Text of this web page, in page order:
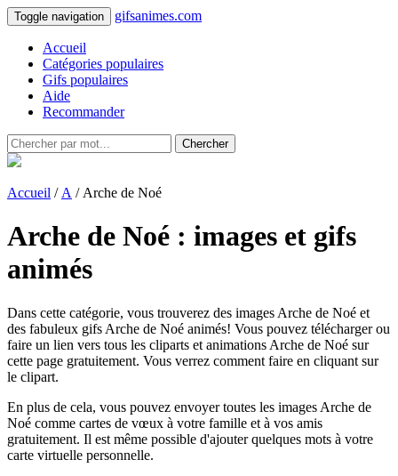
Toggle navigation gifsanimes.com
Accueil
Catégories populaires
Gifs populaires
Aide
Recommander
Chercher
Accueil / A / Arche de Noé
Arche de Noé : images et gifs
animés
Dans cette catégorie, vous trouverez des images Arche de Noé et
des fabuleux gifs Arche de Noé animés! Vous pouvez télécharger ou
faire un lien vers tous les cliparts et animations Arche de Noé sur
cette page gratuitement. Vous verrez comment faire en cliquant sur
le clipart.
En plus de cela, vous pouvez envoyer toutes les images Arche de
Noé comme cartes de vœux à votre famille et à vos amis
gratuitement. Il est même possible d'ajouter quelques mots à votre
carte virtuelle personnelle.